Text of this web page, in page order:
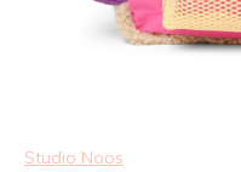
Studio Noos